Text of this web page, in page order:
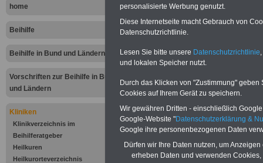
home
Beihilfe
Beihilfe in Bund und Ländern
Vorschriften zur Beihilfe in Bund
und Ländern
Kliniken
Klinikverzeichnis im
Beihilferatgeber
Heilkuren
Heilkurorteverzeichnis
-
Zur Übersicht
bis Z"bei
abrechnen
.
Kliniken
personalisierte Werbung genutzt.
Diese Internetseite macht Gebrauch von
Datenschutzrichtlinie.
Lesen Sie bitte unsere Datenschutzrichtlinie
und lokalen Speicher nutzt.
Durch das Klicken von "Zustimmung"
Cookies auf Ihrem Gerät zu speichern.
Wir gewähren Dritten - einschließlich
Google-Website "Datenschutzerklärung &
Google ihre personenbezogenen Daten
Dürfen wir Ihre Daten nutzen, um
erheben Daten und verwenden